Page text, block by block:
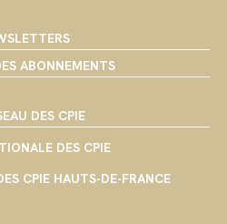
ABONNEMENTS
DES CPIE
DES CPIE
CPIE HAUTS-DE-FRANCE